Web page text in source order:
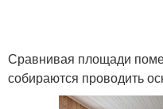
Сравнивая площади
собираются проводить